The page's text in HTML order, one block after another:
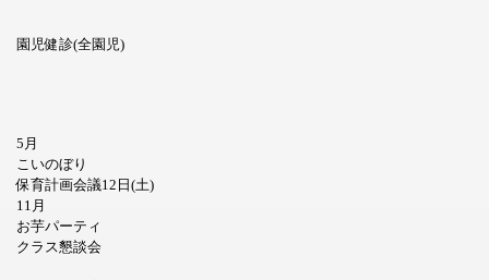
園児健診(全園児)
5月
こいのぼり
保育計画会議12日(土)
11月
お芋パーティ
クラス懇談会